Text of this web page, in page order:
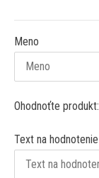
Meno
Ohodnoťte produkt:
Text na hodnotenie